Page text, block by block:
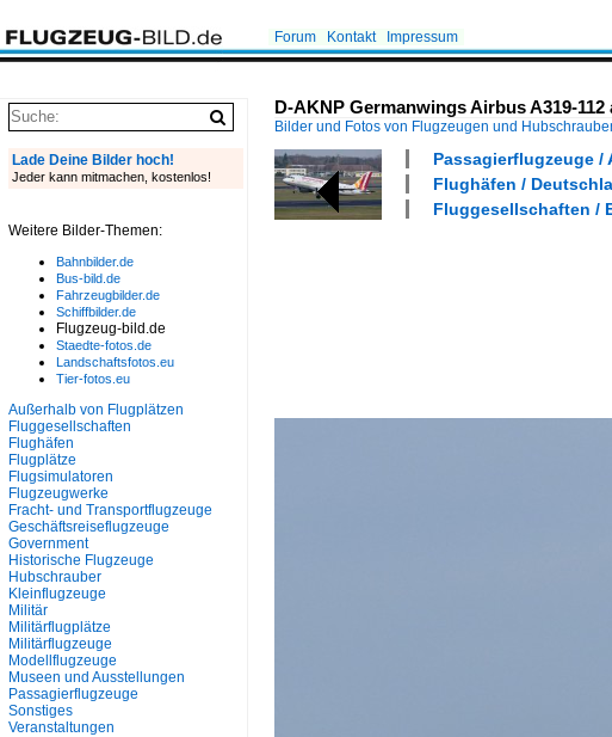
Forum Kontakt Impressum
D-AKNP Germanwings Airbus A319-112
Bilder und Fotos von Flugzeugen und
Passagierflugzeuge /
Flughäfen /
Fluggesellschaften /
Lade Deine Bilder hoch!
Jeder kann mitmachen, kostenlos!
Weitere Bilder-Themen:
Bahnbilder.de
Bus-bild.de
Fahrzeugbilder.de
Schiffbilder.de
Flugzeug-bild.de
Staedte-fotos.de
Landschaftsfotos.eu
Tier-fotos.eu
Außerhalb von Flugplätzen
Fluggesellschaften
Flughäfen
Flugplätze
Flugsimulatoren
Flugzeugwerke
Fracht- und Transportflugzeuge
Geschäftsreiseflugzeuge
Government
Historische Flugzeuge
Hubschrauber
Kleinflugzeuge
Militär
Militärflugplätze
Militärflugzeuge
Modellflugzeuge
Museen und Ausstellungen
Passagierflugzeuge
Sonstiges
Veranstaltungen